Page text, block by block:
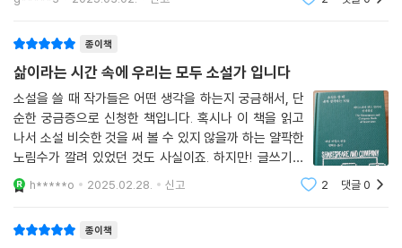
이 중요하다고 말한다.
이외에도 이 작품은 「부르주아 계급의 문화」, 「말년의 양식」, 「힙스터 문화」
등 다양한 문화적 주제를 아우르며, 동시대 스무 명의 작가들이 스무 가지
작품에 관한 다채로운 이야기를 전한다. 애독자에게는 궁금했던 소설가의
작품 세계로 접근하는 방법을 알려 주고, 작가나 작품을 아직 알지 못하는
이들에게는 호기심과 흥미로움을 겸한 훌륭한 진입로가 되어 준다. 아직
한국에 소개되지 않은 촉망받는 신진 작가들의 새로운 작품 세계도 엿볼
수 있으며, 로베르토 볼라뇨, 마크 피셔, 실라 헤티 등 작가들에게 영감을
회가 될 것이다. 글을 쓰는 이들과 책을 사랑하는 독자들 모두에게 작가로
때 이곳을 들렀다고 하니 오랜 세월 유지하고 있다는 것만
종이책
삶이라는 시간 속에 우리는 모두 소설가 입니다
소설을 쓸 때 작가들은 어떤 생각을 하는지 궁금해서, 단
순한 궁금증으로 신청한 책입니다. 혹시나 이 책을 읽고
나서 소설 비슷한 것을 써 볼 수 있지 않을까 하는 얄팍한
노림수가 깔려 있었던 것도 사실이죠. 하지만! 글쓰기의
길은 그렇게 쉽지 않았어요. 여러분도 함께 스무고개 같은
스무 명의 작가들을 함께 만나 보실래요?엮은이 애덤 바
h*****o 2025.02.28. 신고 2 댓글0
종이책